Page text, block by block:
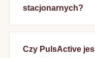
stacjonarnych?
Czy PulsActive